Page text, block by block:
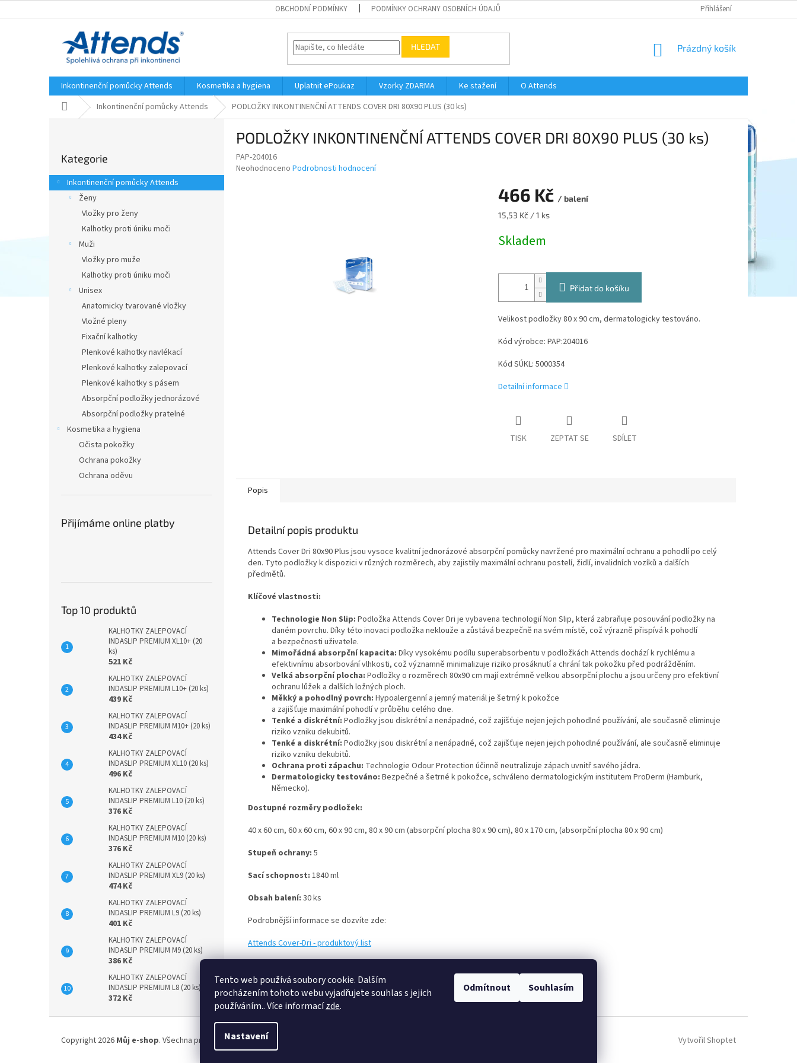
Tento web používá soubory cookie. Dalším
procházením tohoto webu vyjadřujete souhlas s jejich
používáním.. Více informacízde.
Nastavení
Odmítnout Souhlasím
na
OBCHODNÍ PODMÍNKY PODMÍNKY OCHRANY OSOBNÍCH ÚDAJŮ Přihlášení
HLEDAT
NÁKUPNÍ
Prázdný košík
Inkontinenční pomůcky Attends Kosmetika a hygiena Uplatnit ePoukaz Vzorky ZDARMA Ke stažení
O Attends
Domů Inkontinenční pomůcky Attends PODLOŽKY INKONTINENČNÍ ATTENDS COVER DRI 80X90 PLUS (30 ks)
r
a
kategorie
Kategorie
Inkontinenční pomůcky Attends
Ženy
Vložky pro ženy
Kalhotky proti úniku moči
Muži
Vložky pro muže
Kalhotky proti úniku moči
Unisex
Anatomicky tvarované vložky
Vložné pleny
Fixační kalhotky
Plenkové kalhotky navlékací
Plenkové kalhotky zalepovací
Plenkové kalhotky s pásem
Absorpční podložky jednorázové
Absorpční podložky pratelné
Kosmetika a hygiena
Očista pokožky
Ochrana pokožky
Ochrana oděvu
Přijímáme online platby
Top 10 produktů
KALHOTKY ZALEPOVACÍ
INDASLIP PREMIUM XL10+ (20
ks)
521 Kč
KALHOTKY ZALEPOVACÍ
INDASLIP PREMIUM L10+ (20 ks)
439 Kč
KALHOTKY ZALEPOVACÍ
INDASLIP PREMIUM M10+ (20 ks)
434 Kč
KALHOTKY ZALEPOVACÍ
INDASLIP PREMIUM XL10 (20 ks)
496 Kč
KALHOTKY ZALEPOVACÍ
INDASLIP PREMIUM L10 (20 ks)
376 Kč
KALHOTKY ZALEPOVACÍ
INDASLIP PREMIUM M10 (20 ks)
376 Kč
KALHOTKY ZALEPOVACÍ
INDASLIP PREMIUM XL9 (20 ks)
474 Kč
KALHOTKY ZALEPOVACÍ
INDASLIP PREMIUM L9 (20 ks)
401 Kč
KALHOTKY ZALEPOVACÍ
INDASLIP PREMIUM M9 (20 ks)
386 Kč
KALHOTKY ZALEPOVACÍ
INDASLIP PREMIUM L8 (20 ks)
372 Kč
PODLOŽKY INKONTINENČNÍ ATTENDS COVER DRI 80X90 PLUS (30 ks)
PAP-204016
Průměrné
Neohodnoceno Podrobnosti hodnocení
466 Kč / balení
Měrná
15,53 Kč / 1 ks
Skladem
Přidat do košíku
Velikost podložky 80 x 90 cm, dermatologicky testováno.
Kód výrobce: PAP:204016
Kód SÚKL: 5000354
Detailní informace
TISK ZEPTAT SE SDÍLET
Popis
Detailní popis produktu
Attends Cover Dri 80x90 Plus jsou vysoce kvalitní jednorázové absorpční pomůcky navržené pro maximální ochranu a pohodlí po celý
den. Tyto podložky k dispozici v různých rozměrech, aby zajistily maximální ochranu postelí, židlí, invalidních vozíků a dalších
předmětů.
Klíčové vlastnosti:
Technologie Non Slip: Podložka Attends Cover Dri je vybavena technologií Non Slip, která zabraňuje posouvání podložky na
daném povrchu. Díky této inovaci podložka neklouže a zůstává bezpečně na svém místě, což výrazně přispívá k pohodlí
a bezpečnosti uživatele.
Mimořádná absorpční kapacita: Díky vysokému podílu superabsorbentu v podložkách Attends dochází k rychlému a
efektivnímu absorbování vlhkosti, což významně minimalizuje riziko prosáknutí a chrání tak pokožku před podrážděním.
Velká absorpční plocha: Podložky o rozměrech 80x90 cm mají extrémně velkou absorpční plochu a jsou určeny pro efektivní
ochranu lůžek a dalších ložných ploch.
Měkký a pohodlný povrch: Hypoalergenní a jemný materiál je šetrný k pokožce
a zajišťuje maximální pohodlí v průběhu celého dne.
Tenké a diskrétní: Podložky jsou diskrétní a nenápadné, což zajišťuje nejen jejich pohodlné používání, ale současně eliminuje
riziko vzniku dekubitů.
Tenké a diskrétní: Podložky jsou diskrétní a nenápadné, což zajišťuje nejen jejich pohodlné používání, ale současně eliminuje
riziko vzniku dekubitů.
Ochrana proti zápachu: Technologie Odour Protection účinně neutralizuje zápach uvnitř savého jádra.
Dermatologicky testováno: Bezpečné a šetrné k pokožce, schváleno dermatologickým institutem ProDerm (Hamburk,
Německo).
Dostupné rozměry podložek:
40 x 60 cm, 60 x 60 cm, 60 x 90 cm, 80 x 90 cm (absorpční plocha 80 x 90 cm), 80 x 170 cm, (absorpční plocha 80 x 90 cm)
Stupeň ochrany: 5
Sací schopnost: 1840 ml
Obsah balení: 30 ks
Podrobnější informace se dozvíte zde:
Attends Cover-Dri - produktový list
Vytvořil Shoptet
Copyright 2026 Můj e-shop. Všechna práva vyhrazena.